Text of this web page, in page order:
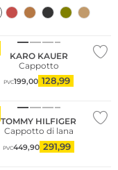
KARO KAUER
Cappotto
PVC199,00 128,99
TOMMY HILFIGER
Cappotto di lana
PVC449,90 291,99